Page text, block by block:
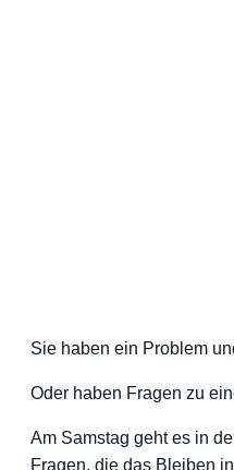
Sie haben ein Problem
Oder haben Fragen zu
Am Samstag geht es in
Fragen, die das Bleiben